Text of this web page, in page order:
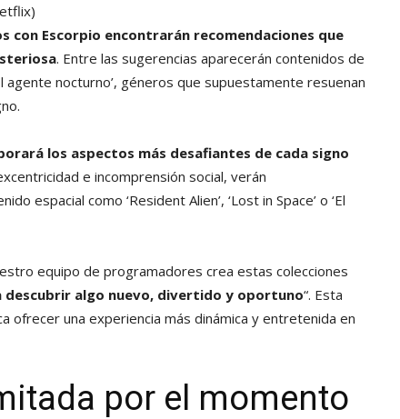
con Escorpio encontrarán recomendaciones que
. Entre las sugerencias aparecerán contenidos de
agente nocturno’, géneros que supuestamente resuenan
los aspectos más desafiantes de cada signo
e incomprensión social, verán
espacial como ‘Resident Alien’, ‘Lost in Space’ o ‘El
equipo de programadores crea estas colecciones
descubrir algo nuevo, divertido y oportuno“. Esta
ofrecer una experiencia más dinámica y entretenida en
por el momento